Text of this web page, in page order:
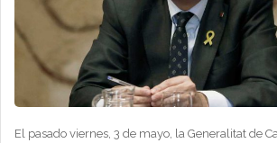
El pasado viernes, 3 de mayo, la Generalitat de